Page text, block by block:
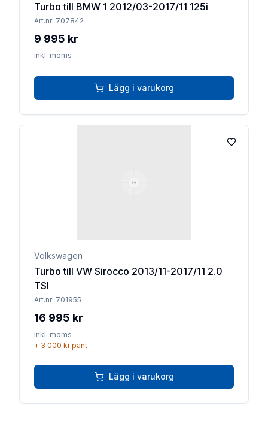
Turbo till BMW 1 2012/03-2017/11 125i
Art.nr: 707842
9 995 kr
inkl. moms
Lägg i varukorg
Lägg till
Volkswagen
Turbo till VW Sirocco 2013/11-2017/11 2.0
TSI
Art.nr: 701955
16 995 kr
inkl. moms
+ 3 000 krpant
Lägg i varukorg